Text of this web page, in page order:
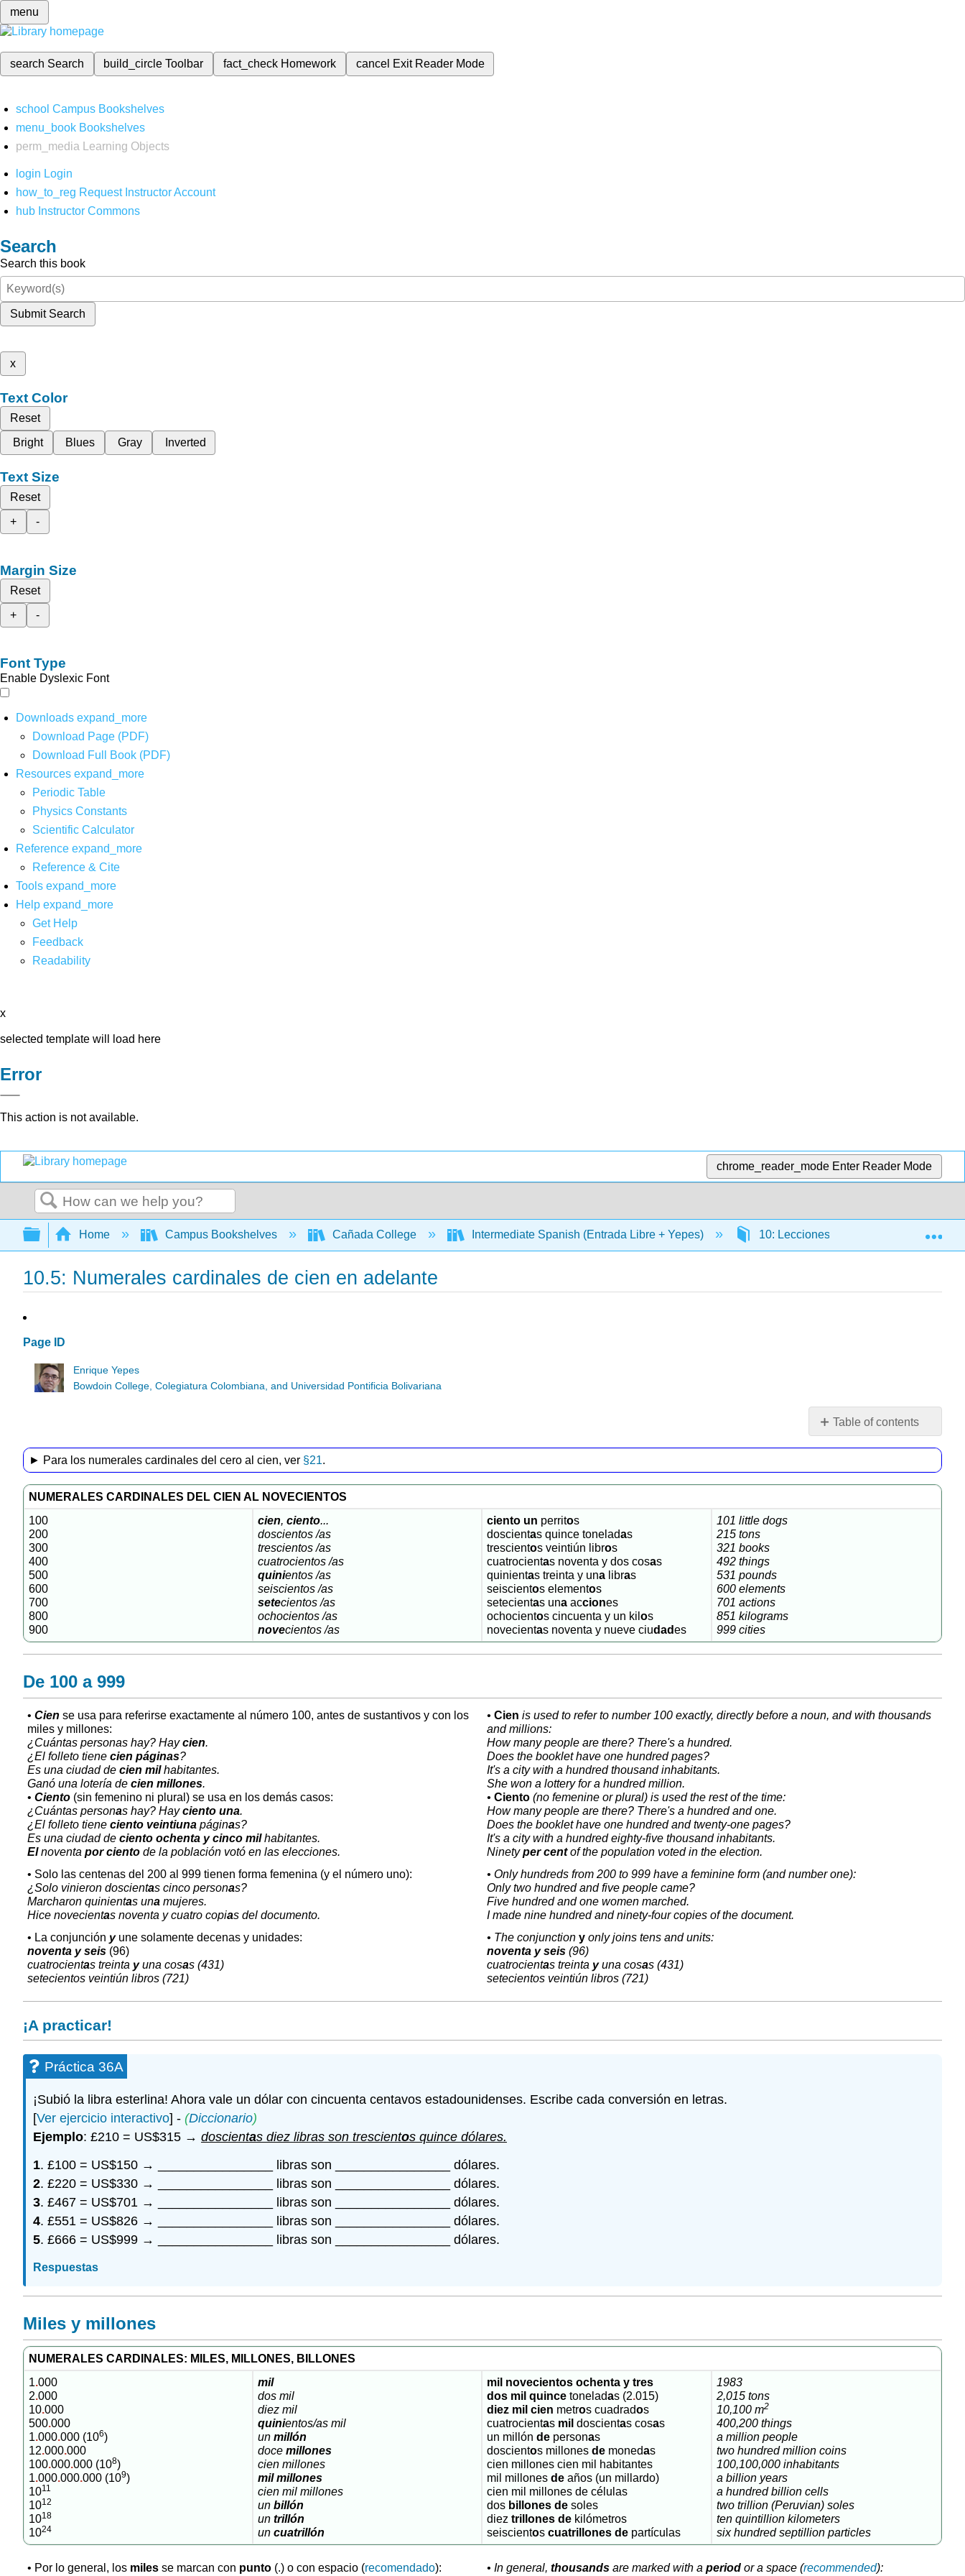
menu
search Search build_circleToolbar fact_check Homework cancel Exit Reader Mode
school Campus Bookshelves
menu_book Bookshelves
perm_media
Learning Objects
login Login
how_to_reg Request Instructor Account
hub Instructor Commons
Search
Search this book
Submit Search
x
Text Color
Reset
Bright
Blues Gray Inverted
Text Size
Reset
+
-
Margin Size
Reset
+
-
Font Type
Enable Dyslexic Font
Downloads expand_more
Download Page (PDF)
Download Full Book (PDF)
Resources expand_more
Periodic Table
Physics Constants
Scientific Calculator
Reference expand_more
Reference & Cite
Tools expand_more
Help expand_more
Get Help
Feedback
Readability
x
selected template will load here
Error
This action is not available.
chrome_reader_mode Enter Reader Mode
Search
Expand/collapse global hierarchy
Home Campus Bookshelves Cañada College Intermediate Spanish (Entrada Libre + Yepes) 10: Lecciones Extras (para más
10.5: Numerales cardinales de cien en adelante
Page ID
Enrique Yepes
Bowdoin College, Colegiatura Colombiana, and Universidad Pontificia Bolivariana
Table of contents
a
practicar!
Práctica
► Para los numerales cardinales del cero al cien, ver §21.
NUMERALES CARDINALES DEL CIEN AL NOVECIENTOS
100
200
300
400
500
600
700
800
900
cien,ciento...
doscientos /as
trescientos /as
cuatrocientos /as
quinientos /as
seiscientos /as
setecientos /as
ochocientos /as
novecientos /as
ciento un perritos
doscientas quince toneladas
trescientos veintiún libros
cuatrocientas noventa y dos cosas
quinientas treinta y una libras
seiscientos elementos
setecientas una acciones
ochocientos cincuenta y un kilos
novecientas noventa y nueve ciudades
101 little dogs
215 tons
321 books
492 things
531 pounds
600 elements
701 actions
851 kilograms
999 cities
De 100 a 999
•Cien se usa para referirse exactamente al número 100, antes de sustantivos y con los
miles y millones:
¿Cuántas personas hay? Haycien.
¿El folleto tienecien páginas?
Es una ciudad decien milhabitantes.
Ganó una lotería decien millones.
•Ciento (sin femenino ni plural) se usa en los demás casos:
¿Cuántas personas hay? Hayciento una.
¿El folleto tieneciento veintiuna páginas?
Es una ciudad deciento ochenta y cinco milhabitantes.
Elnoventapor ciento de la población votó en las elecciones.
•Cien is used to refer to number 100 exactly, directly before a noun, and with thousands
and millions:
How many people are there? There's a hundred.
Does the booklet have one hundred pages?
It's a city with a hundred thousand inhabitants.
She won a lottery for a hundred million.
•Ciento (no femenine or plural) is used the rest of the time:
How many people are there? There's a hundred and one.
Does the booklet have one hundred and twenty-one pages?
It's a city with a hundred eighty-five thousand inhabitants.
Ninetyper centof the population voted in the election.
• Solo las centenas del 200 al 999 tienen forma femenina (y el número uno):
¿Solo vinieron doscientas cinco personas?
Marcharon quinientas una mujeres.
Hice novecientas noventa y cuatro copias del documento.
• Only hundreds from 200 to 999 have a feminine form (and number one):
Only two hundred and five people came?
Five hundred and one women marched.
I made nine hundred and ninety-four copies of the document.
• La conjunción yune solamente decenas y unidades:
noventa y seis (96)
cuatrocientas treinta yuna cosas (431)
setecientos veintiún libros (721)
• The conjunctiony only joins tens and units:
noventa y seis (96)
cuatrocientas treinta yuna cosas (431)
setecientos veintiún libros (721)
¡A practicar!
Práctica 36A
¡Subió la libra esterlina! Ahora vale un dólar con cincuenta centavos estadounidenses. Escribe cada conversión en letras.
[Ver ejercicio interactivo] - (Diccionario)
Ejemplo: £210 = US$315 → doscientas diez libras son trescientos quince dólares.
1. £100 = US$150 → ________________ libras son ________________ dólares.
2. £220 = US$330 → ________________ libras son ________________ dólares.
3. £467 = US$701 → ________________ libras son ________________ dólares.
4. £551 = US$826 → ________________ libras son ________________ dólares.
5. £666 = US$999 → ________________ libras son ________________ dólares.
Respuestas
Miles y millones
NUMERALES CARDINALES: MILES, MILLONES, BILLONES
1.000
2.000
10.000
500.000
1.000.000 (106)
12.000.000
100.000.000 (108)
1.000.000.000 (109)
1011
1012
1018
1024
mil
dos mil
diez mil
quinientos/as mil
unmillón
docemillones
cien millones
mil millones
cien mil millones
unbillón
untrillón
uncuatrillón
mil novecientos ochenta y tres
dos mil quince toneladas (2.015)
diez mil cien metros cuadrados
cuatrocientas mil doscientas cosas
un millónde personas
doscientos millonesde monedas
cien millones cien mil habitantes
mil millonesde años (un millardo)
cien mil millones de células
dos billones de soles
dieztrillones de kilómetros
seiscientoscuatrillones de partículas
1983
2,015 tons
10,100 m2
400,200 things
a million people
two hundred million coins
100,100,000 inhabitants
a billion years
a hundred billion cells
two trillion (Peruvian) soles
ten quintillion kilometers
six hundred septillion particles
• Por lo general, los miles se marcan con punto (.) o con espacio (recomendado):
• In general,thousands are marked with aperiod or a space (recommended):